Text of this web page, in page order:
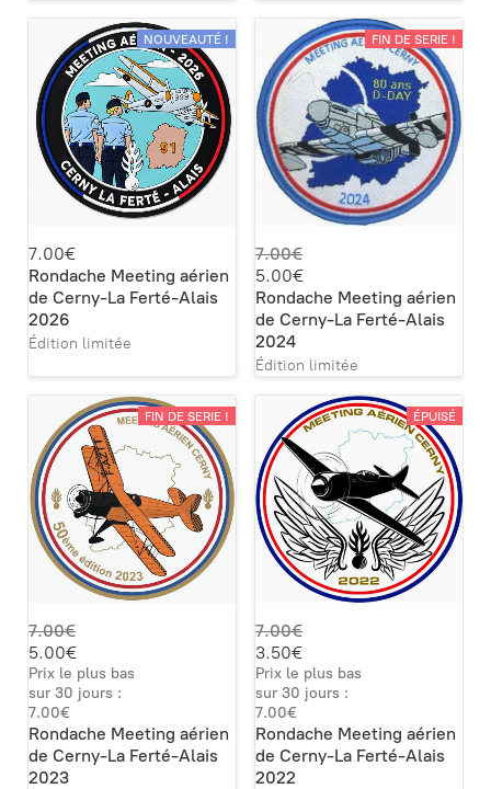
NOUVEAUTÉ !
7.00€
Rondache Meeting aérien
de Cerny-La Ferté-Alais
2026
Édition limitée
FIN DE SERIE !
7.00€
5.00€
Rondache Meeting aérien
de Cerny-La Ferté-Alais
2024
Édition limitée
FIN DE SERIE !
7.00€
5.00€
Prix le plus bas
sur 30 jours :
7.00€
Rondache Meeting aérien
de Cerny-La Ferté-Alais
2023
ÉPUISÉ
7.00€
3.50€
Prix le plus bas
sur 30 jours :
7.00€
Rondache Meeting aérien
de Cerny-La Ferté-Alais
2022